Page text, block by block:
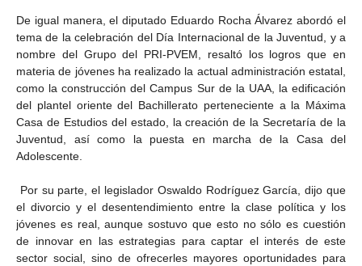
De igual manera, el diputado Eduardo Rocha Álvarez abordó el
tema de la celebración del Día Internacional de la Juventud, y a
nombre del Grupo del PRI-PVEM, resaltó los logros que en
materia de jóvenes ha realizado la actual administración estatal,
como la construcción del Campus Sur de la UAA, la edificación
del plantel oriente del Bachillerato perteneciente a la Máxima
Casa de Estudios del estado, la creación de la Secretaría de la
Juventud, así como la puesta en marcha de la Casa del
Adolescente.
Por su parte, el legislador Oswaldo Rodríguez García, dijo que
el divorcio y el desentendimiento entre la clase política y los
jóvenes es real, aunque sostuvo que esto no sólo es cuestión
de innovar en las estrategias para captar el interés de este
sector social, sino de ofrecerles mayores oportunidades para